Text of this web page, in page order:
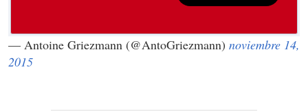
— Antoine Griezmann (@AntoGriezmann) noviembre 14,
2015